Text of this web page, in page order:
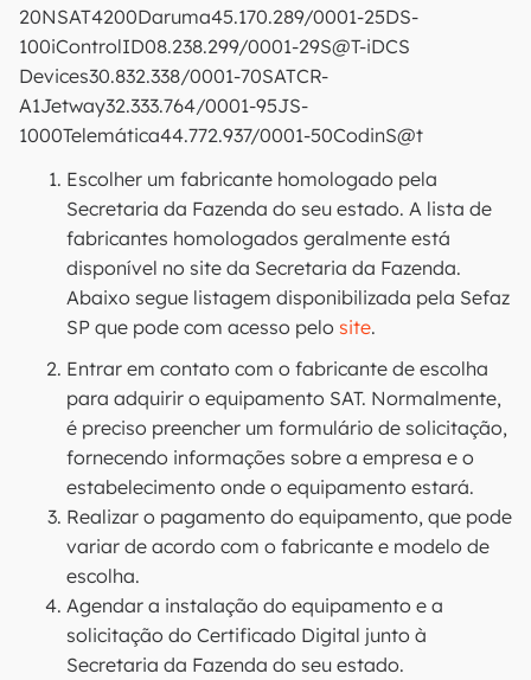
20NSAT4200Daruma45.170.289/0001-25DS-
100iControlID08.238.299/0001-29S@T-iDCS
Devices30.832.338/0001-70SATCR-
A1Jetway32.333.764/0001-95JS-
1000Telemática44.772.937/0001-50CodinS@t
Escolher um fabricante homologado pela
Secretaria da Fazenda do seu estado. A lista de
fabricantes homologados geralmente está
disponível no site da Secretaria da Fazenda.
Abaixo segue listagem disponibilizada pela Sefaz
SP que pode com acesso pelo site.
Entrar em contato com o fabricante de escolha
para adquirir o equipamento SAT. Normalmente,
é preciso preencher um formulário de solicitação,
fornecendo informações sobre a empresa e o
estabelecimento onde o equipamento estará.
Realizar o pagamento do equipamento, que pode
variar de acordo com o fabricante e modelo de
escolha.
Agendar a instalação do equipamento e a
solicitação do Certificado Digital junto à
Secretaria da Fazenda do seu estado.